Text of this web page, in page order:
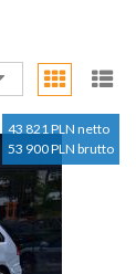
43 821 PLN netto
53 900 PLN brutto